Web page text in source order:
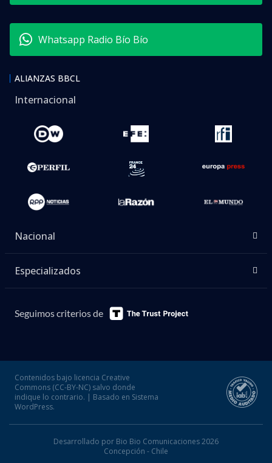
Whatsapp Radio Bío Bío
ALIANZAS BBCL
Internacional
Nacional
Especializados
Seguimos criterios de
Contenidos bajo licencia Creative
Commons (CC-BY-NC) salvo donde
indique lo contrario. | Basado en Sistema
WordPress.
Desarrollado por Bio Bio Comunicaciones 2026
Concepción - Chile